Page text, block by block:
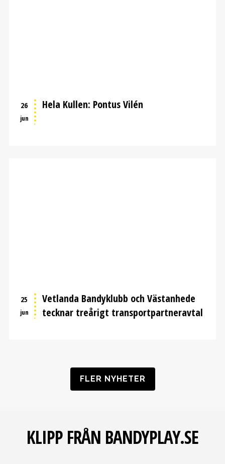
26
jun
Hela Kullen: Pontus Vilén
25
jun
Vetlanda Bandyklubb och Västanhede
tecknar treårigt transportpartneravtal
FLER NYHETER
KLIPP FRÅN BANDYPLAY.SE